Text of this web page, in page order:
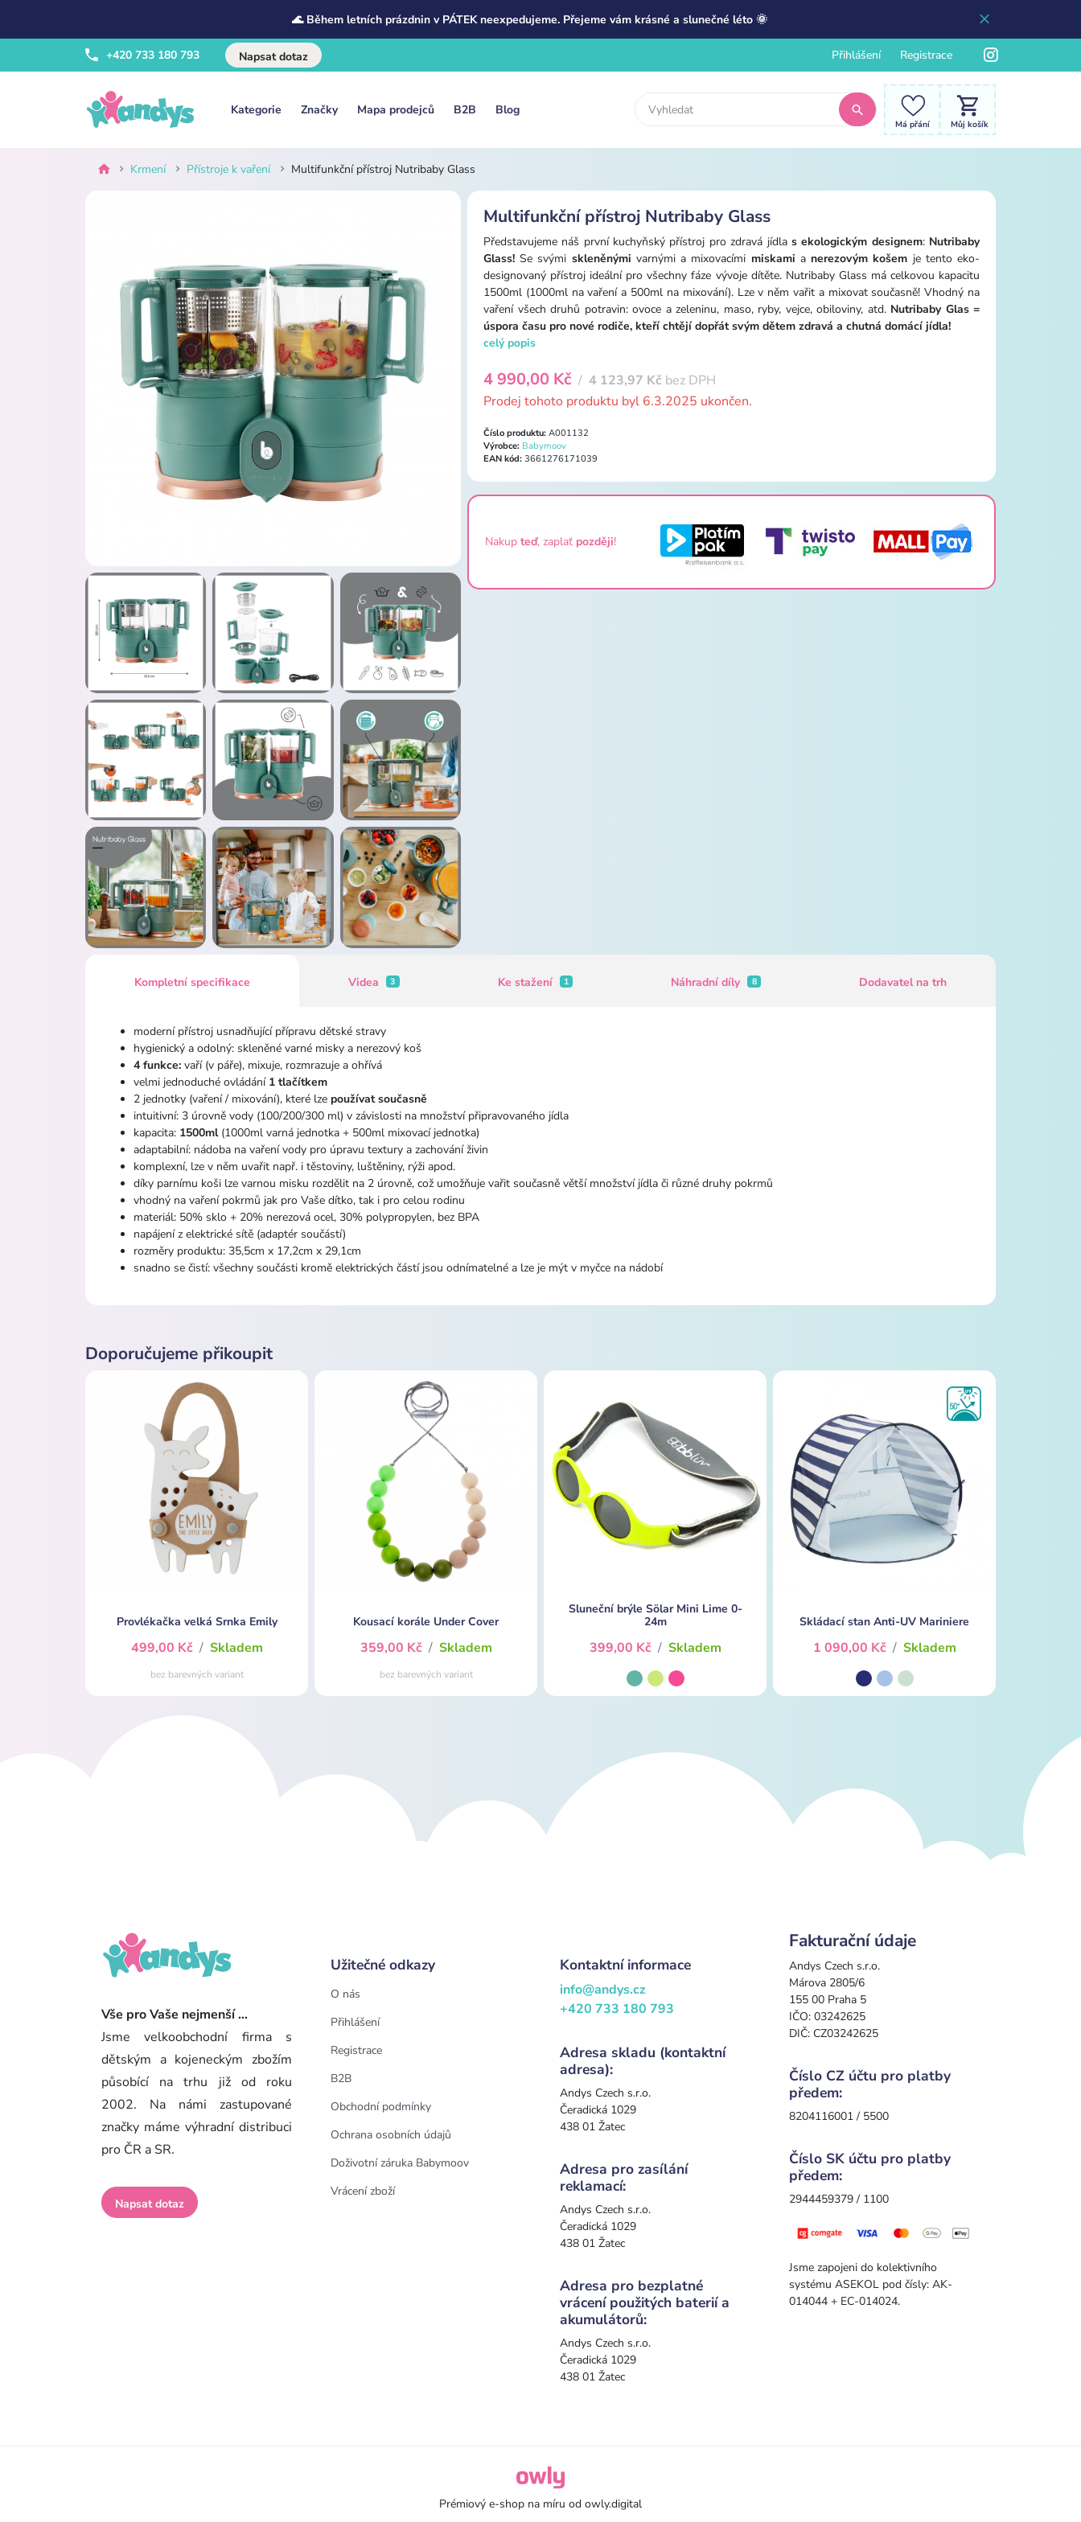
🌊 Během letních prázdnin v PÁTEK neexpedujeme. Přejeme vám krásné a slunečné léto 🌞
+420 733 180 793 Napsat dotaz Přihlášení Registrace
Kategorie Značky Mapa prodejců B2B Blog
Má přání Můj košík
Krmení Přístroje k vaření Multifunkční přístroj Nutribaby Glass
Multifunkční přístroj Nutribaby Glass
Představujeme náš první kuchyňský přístroj pro zdravá jídla s ekologickým designem: Nutribaby
Glass!Se svými skleněnými varnými a mixovacími miskami a nerezovým košem je tento eko-
designovaný přístroj ideální pro všechny fáze vývoje dítěte. Nutribaby Glass má celkovou kapacitu
1500ml (1000ml na vaření a 500ml na mixování). Lze v něm vařit a mixovat současně! Vhodný na
vaření všech druhů potravin: ovoce a zeleninu, maso, ryby, vejce, obiloviny, atd. Nutribaby Glas =
úspora času pro nové rodiče, kteří chtějí dopřát svým dětem zdravá a chutná domácí jídla!
celý popis
4 990,00 Kč / 4 123,97 Kč bez DPH
Prodej tohoto produktu byl 6.3.2025 ukončen.
Číslo produktu: A001132
Výrobce: Babymoov
EAN kód: 3661276171039
Nakup teď, zaplať později!
Kompletní specifikace Videa 3 Ke stažení 1 Náhradní díly 8 Dodavatel na trh
moderní přístroj usnadňující přípravu dětské stravy
hygienický a odolný: skleněné varné misky a nerezový koš
4 funkce: vaří (v páře), mixuje, rozmrazuje a ohřívá
velmi jednoduché ovládání 1 tlačítkem
2 jednotky (vaření / mixování), které lze používat současně
intuitivní: 3 úrovně vody (100/200/300 ml) v závislosti na množství připravovaného jídla
kapacita: 1500ml(1000ml varná jednotka + 500ml mixovací jednotka)
adaptabilní: nádoba na vaření vody pro úpravu textury a zachování živin
komplexní, lze v něm uvařit např. i těstoviny, luštěniny, rýži apod.
díky parnímu koši lze varnou misku rozdělit na 2 úrovně, což umožňuje vařit současně větší množství jídla či různé druhy pokrmů
vhodný na vaření pokrmů jak pro Vaše dítko, tak i pro celou rodinu
materiál: 50% sklo + 20% nerezová ocel, 30% polypropylen, bez BPA
napájení z elektrické sítě (adaptér součástí)
rozměry produktu: 35,5cm x 17,2cm x 29,1cm
snadno se čistí: všechny součásti kromě elektrických částí jsou odnímatelné a lze je mýt v myčce na nádobí
Doporučujeme přikoupit
Provlékačka velká Srnka Emily
499,00 Kč / Skladem
bez barevných variant
Kousací korále Under Cover
359,00 Kč / Skladem
bez barevných variant
Sluneční brýle Sölar Mini Lime 0-
24m
399,00 Kč / Skladem
Skládací stan Anti-UV Mariniere
1 090,00 Kč / Skladem
Vše pro Vaše nejmenší ...
Jsme velkoobchodní firma s
dětským a kojeneckým zbožím
působící na trhu již od roku
2002. Na námi zastupované
značky máme výhradní distribuci
pro ČR a SR.
Napsat dotaz
Užitečné odkazy
O nás
Přihlášení
Registrace
B2B
Obchodní podmínky
Ochrana osobních údajů
Doživotní záruka Babymoov
Vrácení zboží
Kontaktní informace
info@andys.cz
+420 733 180 793
Adresa skladu (kontaktní
adresa):
Andys Czech s.r.o.
Čeradická 1029
438 01 Žatec
Adresa pro zasílání
reklamací:
Andys Czech s.r.o.
Čeradická 1029
438 01 Žatec
Adresa pro bezplatné
vrácení použitých baterií a
akumulátorů:
Andys Czech s.r.o.
Čeradická 1029
438 01 Žatec
Fakturační údaje
Andys Czech s.r.o.
Márova 2805/6
155 00 Praha 5
IČO: 03242625
DIČ: CZ03242625
Číslo CZ účtu pro platby
předem:
8204116001 / 5500
Číslo SK účtu pro platby
předem:
2944459379 / 1100
Jsme zapojeni do kolektivního
systému ASEKOL pod čísly: AK-
014044 + EC-014024.
owly.digital - Logo
Prémiový e-shop na míru od owly.digital